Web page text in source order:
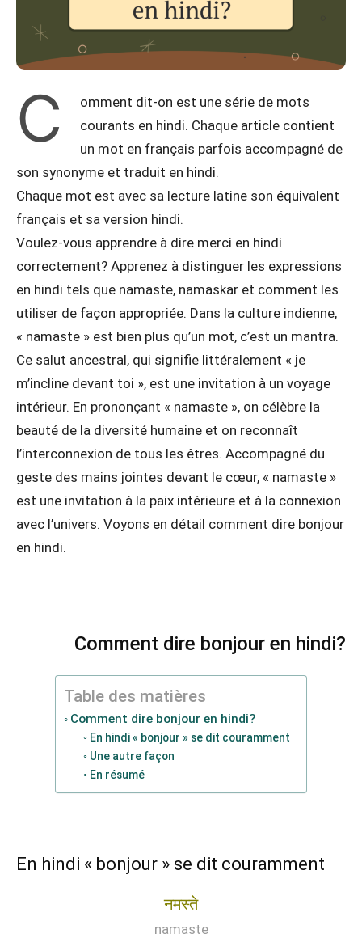
C
omment dit-on est une série de mots
courants en hindi. Chaque article contient
un mot en français parfois accompagné de
son synonyme et traduit en hindi.
Chaque mot est avec sa lecture latine son équivalent
français et sa version hindi.
Voulez-vous apprendre à dire merci en hindi
correctement? Apprenez à distinguer les expressions
en hindi tels que namaste, namaskar et comment les
utiliser de façon appropriée. Dans la culture indienne,
« namaste » est bien plus qu’un mot, c’est un mantra.
Ce salut ancestral, qui signifie littéralement « je
m’incline devant toi », est une invitation à un voyage
intérieur. En prononçant « namaste », on célèbre la
beauté de la diversité humaine et on reconnaît
l’interconnexion de tous les êtres. Accompagné du
geste des mains jointes devant le cœur, « namaste »
est une invitation à la paix intérieure et à la connexion
avec l’univers. Voyons en détail comment dire bonjour
en hindi.
Comment dire bonjour en hindi?
Table des matières
Comment dire bonjour en hindi?
En hindi « bonjour » se dit couramment
Une autre façon
En résumé
En hindi « bonjour » se dit couramment
नमस्ते
namaste